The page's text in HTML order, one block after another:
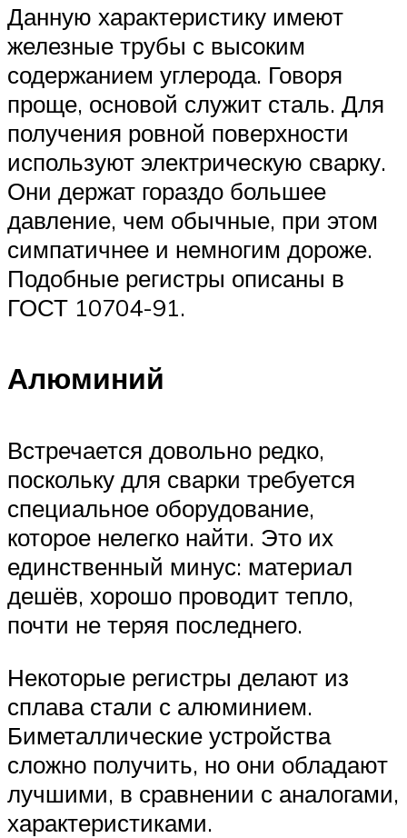
Данную характеристику имеют
железные трубы с высоким
содержанием углерода. Говоря
проще, основой служит сталь. Для
получения ровной поверхности
используют электрическую сварку.
Они держат гораздо большее
давление, чем обычные, при этом
симпатичнее и немногим дороже.
Подобные регистры описаны в
ГОСТ 10704-91.
Алюминий
Встречается довольно редко,
поскольку для сварки требуется
специальное оборудование,
которое нелегко найти. Это их
единственный минус: материал
дешёв, хорошо проводит тепло,
почти не теряя последнего.
Некоторые регистры делают из
сплава стали с алюминием.
Биметаллические устройства
сложно получить, но они обладают
лучшими, в сравнении с аналогами,
характеристиками.